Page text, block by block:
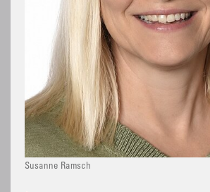
Susanne Ramsch